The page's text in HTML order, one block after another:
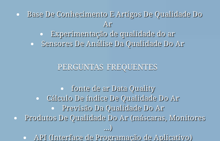
Base De Conhecimento E Artigos De Qualidade Do
Ar
Experimentação de qualidade do ar
Sensores De Análise Da Qualidade Do Ar
perguntas frequentes
fonte de ar Data Quality
Cálculo De índice De Qualidade Do Ar
Previsão Da Qualidade Do Ar
Produtos De Qualidade Do Ar (máscaras, Monitores
...)
API (Interface de Programação de Aplicativo)